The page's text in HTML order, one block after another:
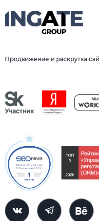
Продвижение и раскрутка